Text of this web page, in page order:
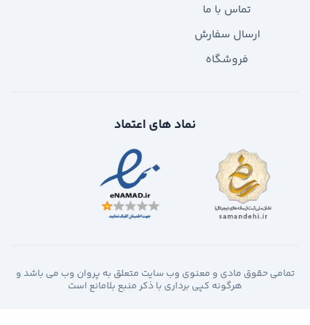
تماس با ما
ارسال سفارش
فروشگاه
نماد های اعتماد
تمامی حقوق مادی و معنوی وب سایت متعلق به پروان وب می باشد و
هرگونه کپی برداری با ذکر منبع بلامانع است